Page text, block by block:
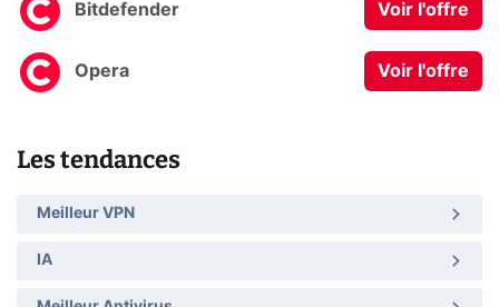
Bitdefender Voir l'offre
Opera Voir l'offre
Les tendances
Meilleur VPN
IA